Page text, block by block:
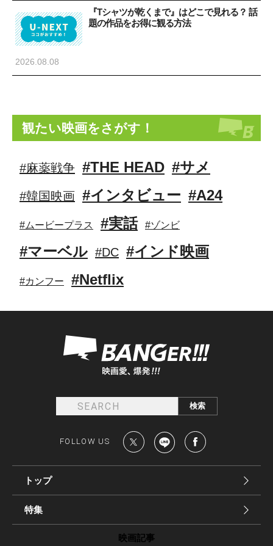
『Tシャツが乾くまで』はどこで見れる？ 話
題の作品をお得に観る方法
2026.08.08
観たい映画をさがす！
#麻薬戦争 #THE HEAD #サメ
#韓国映画 #インタビュー #A24
#ムービープラス #実話 #ゾンビ
#マーベル #DC #インド映画
#カンフー #Netflix
FOLLOW US
トップ
特集
映画記事